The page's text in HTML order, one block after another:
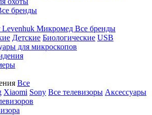
бренды
Levenhuk Микромед Все бренды
Детские Биологические USB
для микроскопов
Все
Xiaomi Sony Все телевизоры Аксессуары